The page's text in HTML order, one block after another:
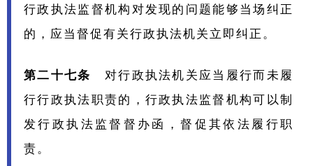
行政执法监督机构对发现的问题能够当场纠正
的，应当督促有关行政执法机关立即纠正。
第二十七条
对行政执法机关应当履行而未履
行行政执法职责的，行政执法监督机构可以制
发行政执法监督督办函，督促其依法履行职
责。